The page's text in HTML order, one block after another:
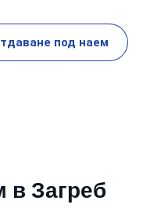
под наем
в Загреб